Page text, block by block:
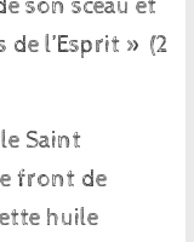
son sceau et
l’Esprit » (2
Saint
front de
huile